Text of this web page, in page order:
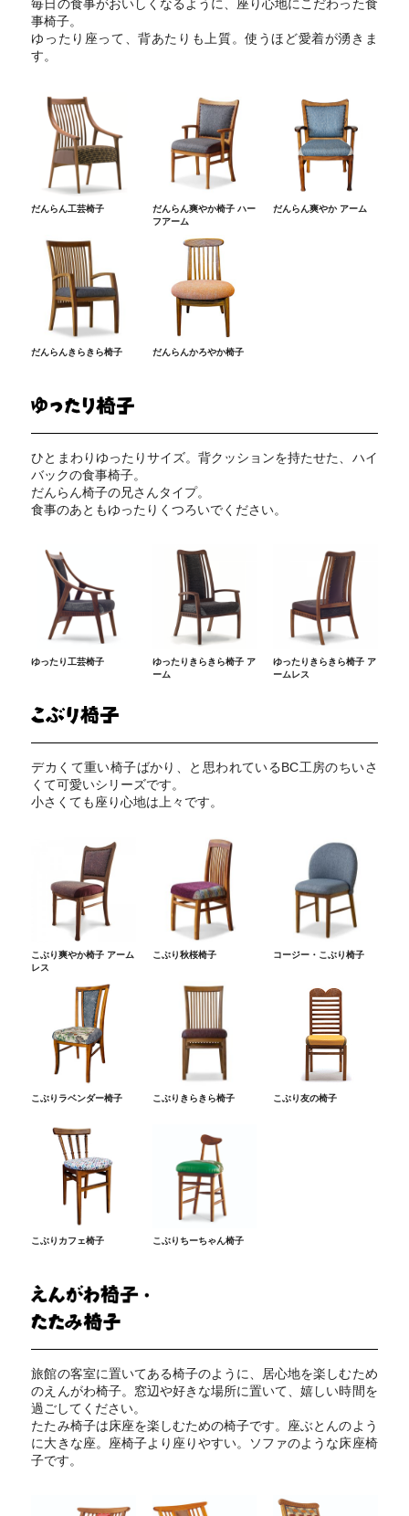
毎日の食事がおいしくなるように、座り心地にこだわった食
事椅子。
ゆったり座って、背あたりも上質。使うほど愛着が湧きま
す。
だんらん工芸椅子
だんらん爽やか椅子 ハー
フアーム
だんらん爽やか アーム
だんらんきらきら椅子 だんらんかろやか椅子
ひとまわりゆったりサイズ。背クッションを持たせた、ハイ
バックの食事椅子。
だんらん椅子の兄さんタイプ。
食事のあともゆったりくつろいでください。
ゆったり工芸椅子
ゆったりきらきら椅子 ア
ーム
ゆったりきらきら椅子 ア
ームレス
デカくて重い椅子ばかり、と思われているBC工房のちいさ
くて可愛いシリーズです。
小さくても座り心地は上々です。
こぶり爽やか椅子 アーム
レス
こぶり秋桜椅子 コージー・こぶり椅子
こぶりラベンダー椅子 こぶりきらきら椅子 こぶり友の椅子
こぶりカフェ椅子 こぶりちーちゃん椅子
旅館の客室に置いてある椅子のように、居心地を楽しむため
のえんがわ椅子。窓辺や好きな場所に置いて、嬉しい時間を
過ごしてください。
たたみ椅子は床座を楽しむための椅子です。座ぶとんのよう
に大きな座。座椅子より座りやすい。ソファのような床座椅
子です。